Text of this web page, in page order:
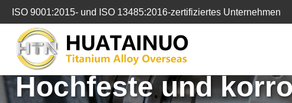
转
ISO 9001:2015- und ISO 13485:2016-zertifiziertes Unternehmen
Hochfeste und